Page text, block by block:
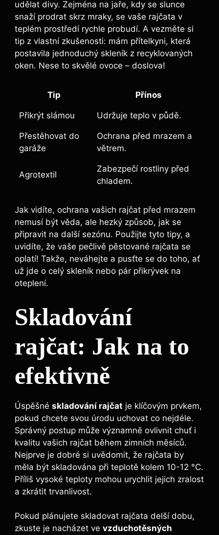
udělat divy. Zejména na jaře, kdy se slunce
⁢snaží prodrat skrz mraky, se vaše rajčata v
teplém⁢ prostředí rychle probudí. A vezměte si
tip z vlastní​ zkušenosti: ‌mám přítelkyni, ⁢která
postavila⁤ jednoduchý skleník⁣ z recyklovaných
oken. Nese to skvělé ovoce ‌– doslova!
Tip Přínos
Přikrýt slámou Udržuje ⁢teplo v půdě.
Přestěhovat ⁤do
garáže
Ochrana před mrazem a
větrem.
Agrotextil
Zabezpečí rostliny před‌
chladem.
Jak vidíte,⁢ ochrana⁢ vašich rajčat před mrazem
nemusí být věda, ale⁣ hezký‌ způsob, ‌jak se
připravit na další sezónu. Použijte tyto tipy, a
uvidíte, že ‌vaše pečlivě pěstované rajčata ‍se
oplatí! Takže, neváhejte a pusťte se ⁤do toho, ať
už jde o ​celý skleník ⁣nebo pár přikrývek na
oteplení.
Skladování
rajčat: Jak na to
efektivně
Úspěšné skladování rajčat je klíčovým prvkem,
pokud chcete svou úrodu uchovat co‌ nejdéle.
Správný postup může ‌významně ovlivnit chuť i
kvalitu vašich rajčat během zimních měsíců.
Nejprve je ​dobré ⁣si uvědomit,⁤ že rajčata by
měla být skladována při teplotě kolem 10-12⁢ °C.
Příliš vysoké teploty⁢ mohou urychlit jejich‌ zralost
a‌ zkrátit‍ trvanlivost.
Pokud plánujete skladovat rajčata delší dobu,
zkuste je nacházet ve vzduchotěsných